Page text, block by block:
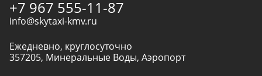
+7 967 555-11-87
info@skytaxi-kmv.ru
Ежедневно, круглосуточно
357205, Минеральные Воды, Аэропорт